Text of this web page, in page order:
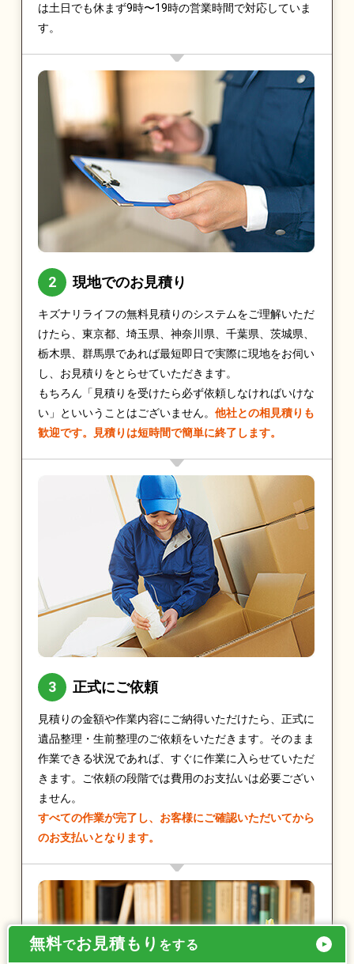
は土日でも休まず9時〜19時の営業時間で対応していま
す。
現地でのお見積り
キズナリライフの無料見積りのシステムをご理解いただ
けたら、東京都、埼玉県、神奈川県、千葉県、茨城県、
栃木県、群馬県であれば最短即日で実際に現地をお伺い
し、お見積りをとらせていただきます。
もちろん「見積りを受けたら必ず依頼しなければいけな
い」といいうことはございません。 他社との相見積りも
歓迎です。見積りは短時間で簡単に終了します。
正式にご依頼
見積りの金額や作業内容にご納得いただけたら、正式に
遺品整理・生前整理のご依頼をいただきます。そのまま
作業できる状況であれば、すぐに作業に入らせていただ
きます。ご依頼の段階では費用のお支払いは必要ござい
ません。
すべての作業が完了し、お客様にご確認いただいてから
のお支払いとなります。
無料でお見積もり をする